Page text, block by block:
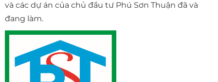
và các dự án của chủ đầu tư Phú Sơn Thuận đã và
đang làm.